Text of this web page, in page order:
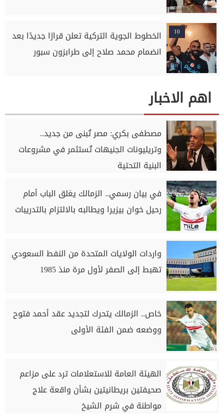
10
الخطوط الجوية التركية تعلن قرارًا جديدًا بعد
انضمام محمد صلاح إلى طرابزون سبور
اهم الاخبار
مصطفى بكري: مصر تُبنى من جديد..
وتريليونات الجنيهات تُستثمر في مشروعات
البنية التحتية
في بيان رسمي.. الزمالك يغلق الباب أمام
رحيل خوان بيزيرا ويطالبه بالالتزام بالتدريبات
واردات الولايات المتحدة من النفط السعودي
تهبط إلى الصفر لأول مرة منذ 1985
خاص.. الزمالك يتحرك لتجديد عقد أحمد فتوح
ووضعه ضمن الفئة الأولى
الهيئة العامة للاستعلامات ترد على مزاعم
صحيفتين بريطانيتين بشأن واقعة علاج
مواطنة في شرم الشيخ